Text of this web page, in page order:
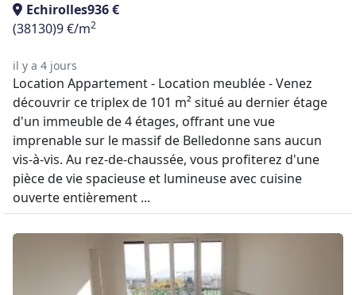
Echirolles936 €
(38130)9 €/m2
il y a 4 jours
Location Appartement - Location meublée - Venez
découvrir ce triplex de 101 m² situé au dernier étage
d'un immeuble de 4 étages, offrant une vue
imprenable sur le massif de Belledonne sans aucun
vis-à-vis. Au rez-de-chaussée, vous profiterez d'une
pièce de vie spacieuse et lumineuse avec cuisine
ouverte entièrement ...